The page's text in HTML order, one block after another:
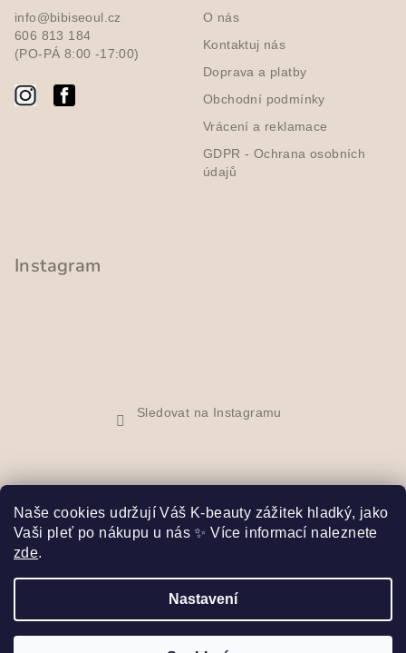
Naše cookies udržují Váš K-beauty zážitek hladký, jako
Vaši pleť po nákupu u nás ✨ Více informací naleznete
zde.
Nastavení
info@bibiseoul.cz
606 813 184
(PO-PÁ 8:00 -17:00)
O nás
Kontaktuj nás
Doprava a platby
Obchodní podmínky
Vrácení a reklamace
GDPR - Ochrana osobních
údajů
Instagram
Sledovat na Instagramu
Facebook